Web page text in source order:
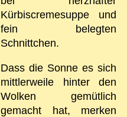
Kürbiscremesuppe und
fein belegten
Schnittchen.
Dass die Sonne es sich
mittlerweile hinter den
Wolken gemütlich
gemacht hat, merken